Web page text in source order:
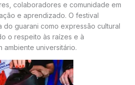
colaboradores e comunidade em
e aprendizado. O festival
do guarani como expressão cultural
o respeito às raízes e à
universitário.